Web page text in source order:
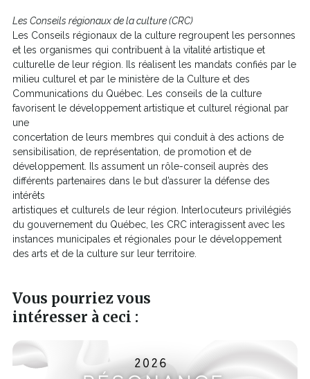
Les Conseils régionaux de la culture (CRC)
Les Conseils régionaux de la culture regroupent les personnes
et les organismes qui contribuent à la vitalité artistique et
culturelle de leur région. Ils réalisent les mandats confiés par le
milieu culturel et par le ministère de la Culture et des
Communications du Québec. Les conseils de la culture
favorisent le développement artistique et culturel régional par
une
concertation de leurs membres qui conduit à des actions de
sensibilisation, de représentation, de promotion et de
développement. Ils assument un rôle-conseil auprès des
différents partenaires dans le but d’assurer la défense des
intérêts
artistiques et culturels de leur région. Interlocuteurs privilégiés
du gouvernement du Québec, les CRC interagissent avec les
instances municipales et régionales pour le développement
des arts et de la culture sur leur territoire.
Vous pourriez vous
intéresser à ceci :